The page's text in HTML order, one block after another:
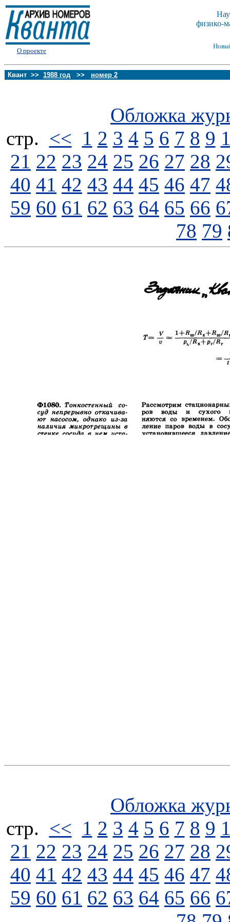
О проекте
физико-
Квант >> 1988 год >> номер 2
Обложка
стp. << 1 2 3 4 5 6 7 8 9
21 22 23 24 25 26 27 28
40 41 42 43 44 45 46 47
59 60 61 62 63 64 65 66
78 79
Обложка
стp. << 1 2 3 4 5 6 7 8 9
21 22 23 24 25 26 27 28
40 41 42 43 44 45 46 47
59 60 61 62 63 64 65 66